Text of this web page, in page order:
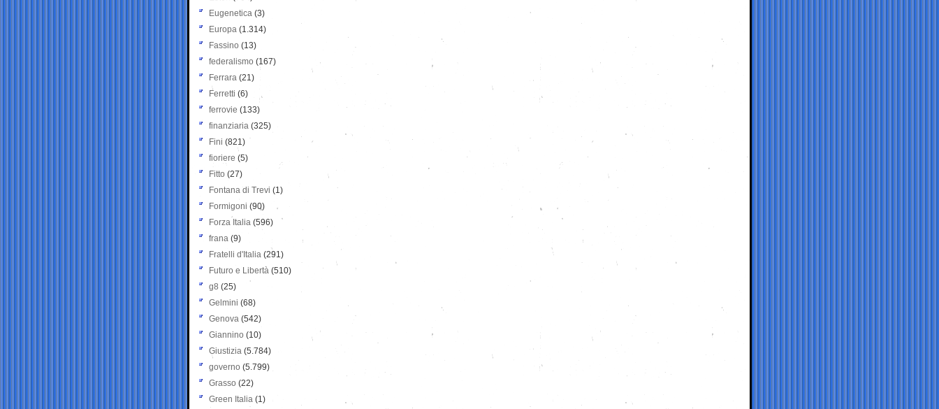
Eugenetica (3)
Europa (1.314)
Fassino (13)
federalismo (167)
Ferrara (21)
Ferretti (6)
ferrovie (133)
finanziaria (325)
Fini (821)
fioriere (5)
Fitto (27)
Fontana di Trevi (1)
Formigoni (90)
Forza Italia (596)
frana (9)
Fratelli d'Italia (291)
Futuro e Libertà (510)
g8 (25)
Gelmini (68)
Genova (542)
Giannino (10)
Giustizia (5.784)
governo (5.799)
Grasso (22)
Green Italia (1)